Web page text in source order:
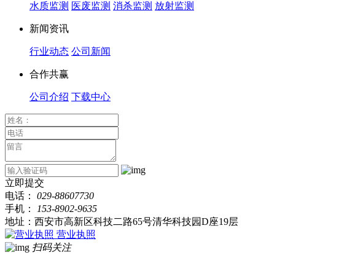
水质监测 医废监测 消杀监测 放射监测
新闻资讯
行业动态 公司新闻
合作共赢
公司介绍 下载中心
立即提交
电话： 029-88607730
手机：
153-8902-9635
地址：西安市高新区科技二路65号清华科技园D座19层
营业执照
扫码关注